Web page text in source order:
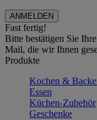
Fast fertig!
Bitte bestätigen Sie
Mail, die wir Ihnen
Produkte
Kochen &
Essen
Küchen-Zubehör
Geschenke